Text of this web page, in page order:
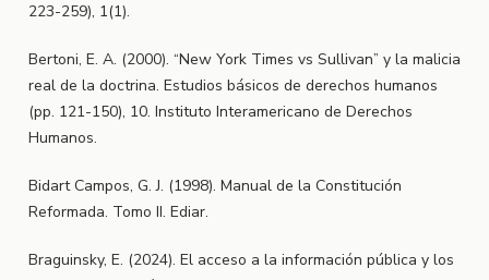
223-259), 1(1).
Bertoni, E. A. (2000). “New York Times vs Sullivan” y la malicia
real de la doctrina. Estudios básicos de derechos humanos
(pp. 121-150), 10. Instituto Interamericano de Derechos
Humanos.
Bidart Campos, G. J. (1998). Manual de la Constitución
Reformada. Tomo II. Ediar.
Braguinsky, E. (2024). El acceso a la información pública y los